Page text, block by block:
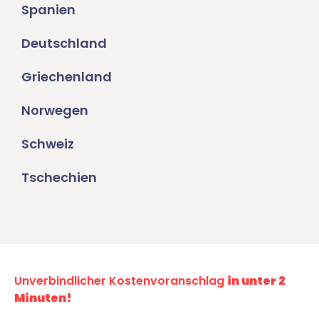
Spanien
Deutschland
Griechenland
Norwegen
Schweiz
Tschechien
Unverbindlicher Kostenvoranschlag in unter 2
Minuten!